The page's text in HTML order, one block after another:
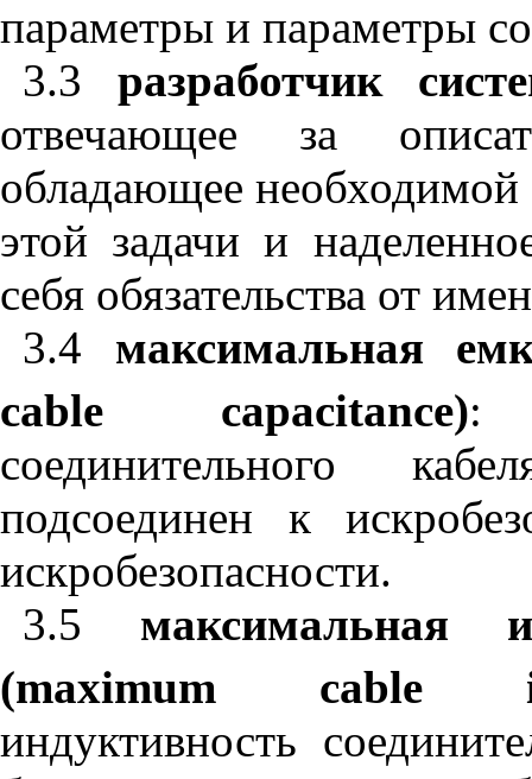
параметры и параметры
3.3 разработчик
отвечающее за
обладающее
этой задачи и
себя обязательства от
3.4 максимальная
cable
capacitance):
соединительного
подсоединен к
искробезопасности.
3.5 максимальная
(maximum cable
индуктивность